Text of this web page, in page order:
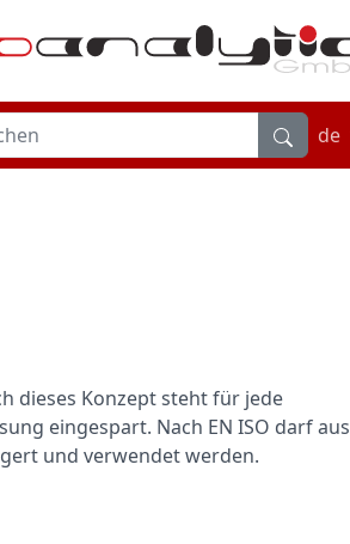
de
dieses Konzept steht für jede
eingespart. Nach EN ISO darf aus
und verwendet werden.